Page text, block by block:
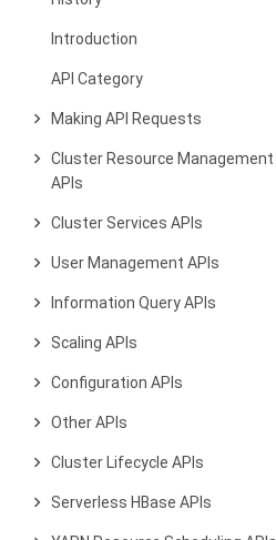
Introduction
API Category
Making API Requests
Cluster Resource Management
APIs
Cluster Services APIs
User Management APIs
Information Query APIs
Scaling APIs
Configuration APIs
Other APIs
Cluster Lifecycle APIs
Serverless HBase APIs